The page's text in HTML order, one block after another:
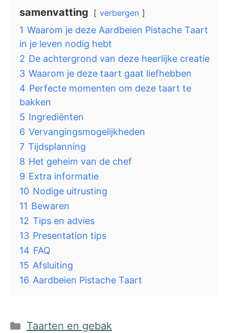
samenvatting verbergen
1 Waarom je deze Aardbeien Pistache Taart
in je leven nodig hebt
2 De achtergrond van deze heerlijke creatie
3 Waarom je deze taart gaat liefhebben
4 Perfecte momenten om deze taart te
bakken
5 Ingrediënten
6 Vervangingsmogelijkheden
7 Tijdsplanning
8 Het geheim van de chef
9 Extra informatie
10 Nodige uitrusting
11 Bewaren
12 Tips en advies
13 Presentation tips
14 FAQ
15 Afsluiting
16 Aardbeien Pistache Taart
Categorieën
Taarten en gebak